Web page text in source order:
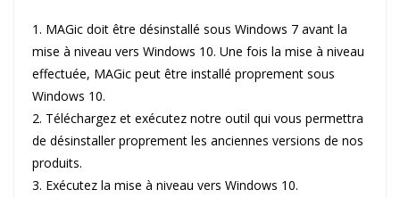
1. MAGic doit être désinstallé sous Windows 7 avant la
mise à niveau vers Windows 10. Une fois la mise à niveau
effectuée, MAGic peut être installé proprement sous
Windows 10.
2. Téléchargez et exécutez notre outil qui vous permettra
de désinstaller proprement les anciennes versions de nos
produits.
3. Exécutez la mise à niveau vers Windows 10.